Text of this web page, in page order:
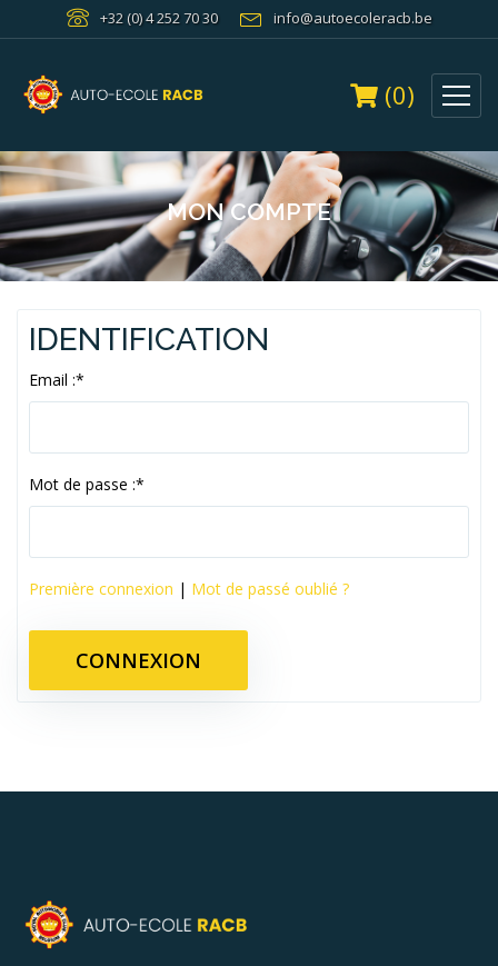
+32 (0) 4 252 70 30 info@autoecoleracb.be
(0)
MON COMPTE
IDENTIFICATION
Email :*
Mot de passe :*
Première connexion | Mot de passé oublié ?
CONNEXION